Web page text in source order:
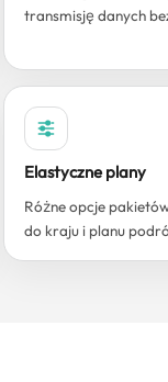
transmisję danych
Elastyczne plany
Różne opcje
do kraju i planu